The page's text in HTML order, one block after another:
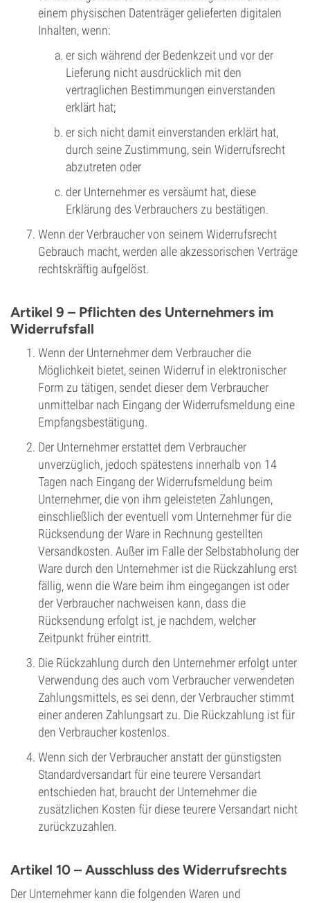
einem physischen Datenträger gelieferten digitalen
Inhalten, wenn:
er sich während der Bedenkzeit und vor der
Lieferung nicht ausdrücklich mit den
vertraglichen Bestimmungen einverstanden
erklärt hat;
er sich nicht damit einverstanden erklärt hat,
durch seine Zustimmung, sein Widerrufsrecht
abzutreten oder
der Unternehmer es versäumt hat, diese
Erklärung des Verbrauchers zu bestätigen.
Wenn der Verbraucher von seinem Widerrufsrecht
Gebrauch macht, werden alle akzessorischen Verträge
rechtskräftig aufgelöst.
Artikel 9 – Pflichten des Unternehmers im
Widerrufsfall
Wenn der Unternehmer dem Verbraucher die
Möglichkeit bietet, seinen Widerruf in elektronischer
Form zu tätigen, sendet dieser dem Verbraucher
unmittelbar nach Eingang der Widerrufsmeldung eine
Empfangsbestätigung.
Der Unternehmer erstattet dem Verbraucher
unverzüglich, jedoch spätestens innerhalb von 14
Tagen nach Eingang der Widerrufsmeldung beim
Unternehmer, die von ihm geleisteten Zahlungen,
einschließlich der eventuell vom Unternehmer für die
Rücksendung der Ware in Rechnung gestellten
Versandkosten. Außer im Falle der Selbstabholung der
Ware durch den Unternehmer ist die Rückzahlung erst
fällig, wenn die Ware beim ihm eingegangen ist oder
der Verbraucher nachweisen kann, dass die
Rücksendung erfolgt ist, je nachdem, welcher
Zeitpunkt früher eintritt.
Die Rückzahlung durch den Unternehmer erfolgt unter
Verwendung des auch vom Verbraucher verwendeten
Zahlungsmittels, es sei denn, der Verbraucher stimmt
einer anderen Zahlungsart zu. Die Rückzahlung ist für
den Verbraucher kostenlos.
Wenn sich der Verbraucher anstatt der günstigsten
Standardversandart für eine teurere Versandart
entschieden hat, braucht der Unternehmer die
zusätzlichen Kosten für diese teurere Versandart nicht
zurückzuzahlen.
Artikel 10 – Ausschluss des Widerrufsrechts
Der Unternehmer kann die folgenden Waren und